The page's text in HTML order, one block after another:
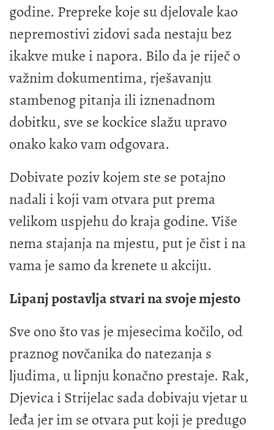
godine. Prepreke koje su djelovale kao
nepremostivi zidovi sada nestaju bez
ikakve muke i napora. Bilo da je riječ o
važnim dokumentima, rješavanju
stambenog pitanja ili iznenadnom
dobitku, sve se kockice slažu upravo
onako kako vam odgovara.
Dobivate poziv kojem ste se potajno
nadali i koji vam otvara put prema
velikom uspjehu do kraja godine. Više
nema stajanja na mjestu, put je čist i na
vama je samo da krenete u akciju.
Lipanj postavlja stvari na svoje mjesto
Sve ono što vas je mjesecima kočilo, od
praznog novčanika do natezanja s
ljudima, u lipnju konačno prestaje. Rak,
Djevica i Strijelac sada dobivaju vjetar u
leđa jer im se otvara put koji je predugo